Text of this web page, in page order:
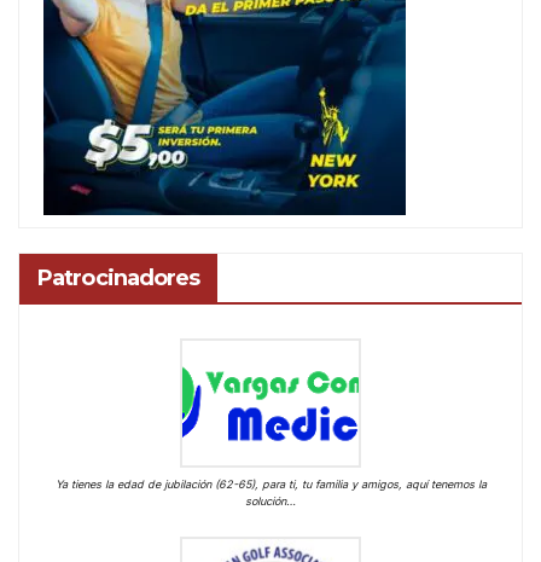
Patrocinadores
Ya tienes la edad de jubilación (62-65), para ti, tu familia y amigos, aquí tenemos la
solución…